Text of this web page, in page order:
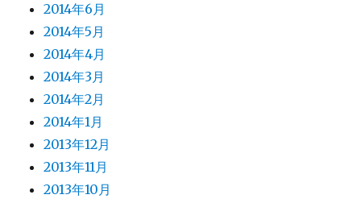
2014年6月
2014年5月
2014年4月
2014年3月
2014年2月
2014年1月
2013年12月
2013年11月
2013年10月